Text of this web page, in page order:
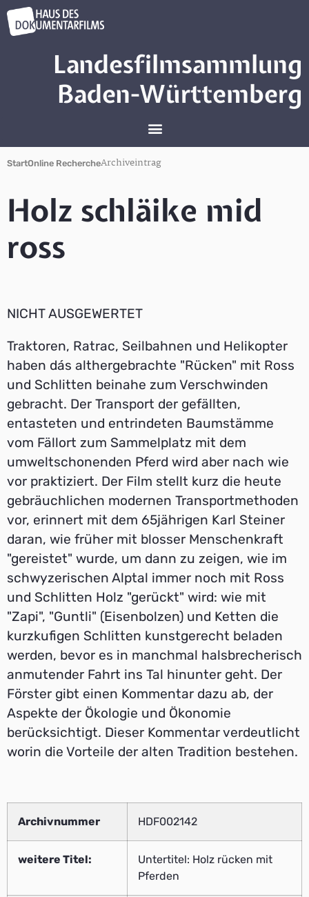
Landesfilmsammlung
Baden-Württemberg
StartOnline RechercheArchiveintrag
Holz schläike mid
ross
NICHT AUSGEWERTET
Traktoren, Ratrac, Seilbahnen und Helikopter
haben dás althergebrachte "Rücken" mit Ross
und Schlitten beinahe zum Verschwinden
gebracht. Der Transport der gefällten,
entasteten und entrindeten Baumstämme
vom Fällort zum Sammelplatz mit dem
umweltschonenden Pferd wird aber nach wie
vor praktiziert. Der Film stellt kurz die heute
gebräuchlichen modernen Transportmethoden
vor, erinnert mit dem 65jährigen Karl Steiner
daran, wie früher mit blosser Menschenkraft
"gereistet" wurde, um dann zu zeigen, wie im
schwyzerischen Alptal immer noch mit Ross
und Schlitten Holz "gerückt" wird: wie mit
"Zapi", "Guntli" (Eisenbolzen) und Ketten die
kurzkufigen Schlitten kunstgerecht beladen
werden, bevor es in manchmal halsbrecherisch
anmutender Fahrt ins Tal hinunter geht. Der
Förster gibt einen Kommentar dazu ab, der
Aspekte der Ökologie und Ökonomie
berücksichtigt. Dieser Kommentar verdeutlicht
worin die Vorteile der alten Tradition bestehen.
Archivnummer HDF002142
weitere Titel:
Untertitel: Holz rücken mit
Pferden